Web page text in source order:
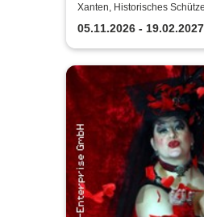
Xanten, Historisches
05.11.2026 - 19.02.2027